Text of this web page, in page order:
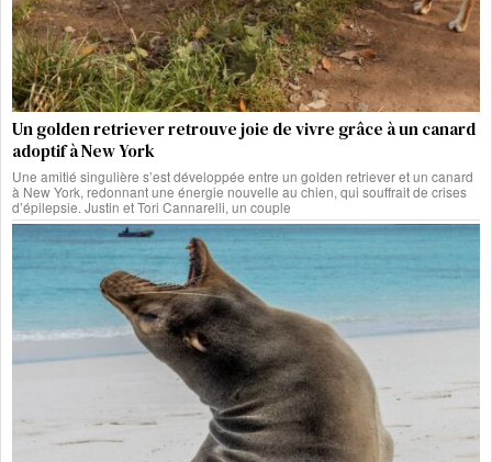
Un golden retriever retrouve joie de vivre grâce à un canard
adoptif à New York
Une amitié singulière s’est développée entre un golden retriever et un canard
à New York, redonnant une énergie nouvelle au chien, qui souffrait de crises
d’épilepsie. Justin et Tori Cannarelli, un couple